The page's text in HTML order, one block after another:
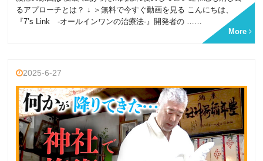
るアプローチとは？ ↓ ＞無料で今すぐ動画を見る こんにちは、
『7’s Link -オールインワンの治療法-』開発者の ……
More
2025-6-27